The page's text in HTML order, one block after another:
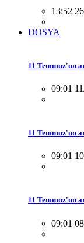
13:52
DOSYA
11 Temmuz'un
09:01
11 Temmuz'un
09:01
11 Temmuz'un
09:01